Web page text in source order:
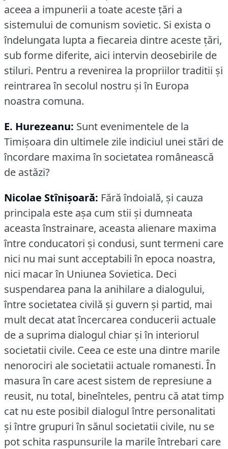
aceea a impunerii a toate aceste ţări a
sistemului de comunism sovietic. Si exista o
îndelungata lupta a fiecareia dintre aceste ţări,
sub forme diferite, aici intervin deosebirile de
stiluri. Pentru a revenirea la propriilor traditii şi
reintrarea în secolul nostru şi în Europa
noastra comuna.
E. Hurezeanu: Sunt evenimentele de la
Timişoara din ultimele zile indiciul unei stări de
încordare maxima în societatea românească
de astăzi?
Nicolae Stînișoară: Fără îndoială, şi cauza
principala este aşa cum stii şi dumneata
aceasta înstrainare, aceasta alienare maxima
între conducatori şi condusi, sunt termeni care
nici nu mai sunt acceptabili în epoca noastra,
nici macar în Uniunea Sovietica. Deci
suspendarea pana la anihilare a dialogului,
între societatea civilă şi guvern şi partid, mai
mult decat atat încercarea conducerii actuale
de a suprima dialogul chiar şi în interiorul
societatii civile. Ceea ce este una dintre marile
nenorociri ale societatii actuale romanesti. În
masura în care acest sistem de represiune a
reusit, nu total, bineînteles, pentru că atat timp
cat nu este posibil dialogul între personalitati
şi între grupuri în sănul societatii civile, nu se
pot schita raspunsurile la marile întrebari care